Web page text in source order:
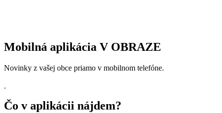
Mobilná aplikácia V OBRAZE
Novinky z vašej obce priamo v mobilnom telefóne.
Čo v aplikácii nájdem?